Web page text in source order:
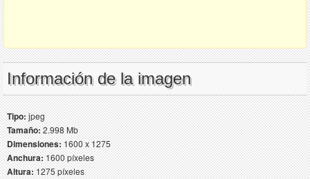
Información de la imagen
Tipo:jpeg
Tamaño:2.998 Mb
Dimensiones:1600 x 1275
Anchura:1600 píxeles
Altura:1275 píxeles